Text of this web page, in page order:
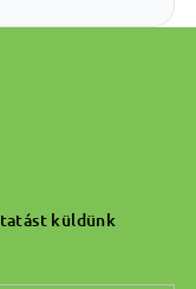
küldünk